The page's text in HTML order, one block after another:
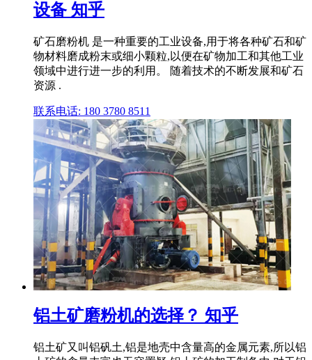
设备 知乎
矿石磨粉机 是一种重要的工业设备,用于将各种矿石和矿
物材料磨成粉末或细小颗粒,以便在矿物加工和其他工业
领域中进行进一步的利用。 随着技术的不断发展和矿石
资源 .
联系电话: 180 3780 8511
铝土矿磨粉机的选择？ 知乎
铝土矿又叫铝矾土,铝是地壳中含量高的金属元素,所以铝